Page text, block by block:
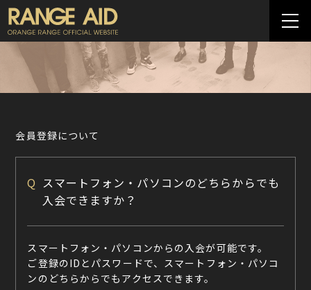
会員登録について
Q スマートフォン・パソコンのどちらからでも
入会できますか？
スマートフォン・パソコンからの入会が可能です。
ご登録のIDとパスワードで、スマートフォン・パソコ
ンのどちらからでもアクセスできます。